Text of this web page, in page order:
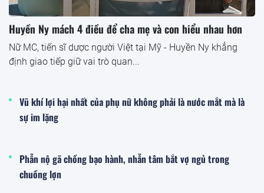
Huyền Ny mách 4 điều để cha mẹ và con hiểu nhau hơn
Nữ MC, tiến sĩ dược người Việt tại Mỹ - Huyền Ny khẳng
định giao tiếp giữ vai trò quan...
Vũ khí lợi hại nhất của phụ nữ không phải là nước mắt mà là
sự im lặng
Phẫn nộ gã chồng bạo hành, nhẫn tâm bắt vợ ngủ trong
chuồng lợn